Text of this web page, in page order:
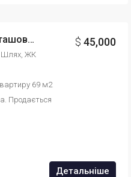
Продам 2 кімнатну квартиру 69 м2 розташована в 5 хвилинах від метро Холодна Гора, ЖК Казка id: 980884546432104 $ 45,000
Шлях, ЖК
69 м2
Продається
Детальніше